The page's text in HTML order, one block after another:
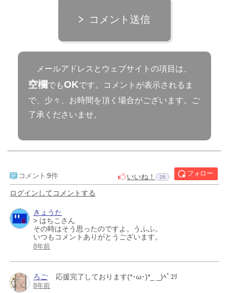
コメント送信
メールアドレスとウェブサイトの項目は、
空欄でもOKです。コメントが表示されるま
で、少々、お時間を頂く場合がございます。ご
了承くださいませ。